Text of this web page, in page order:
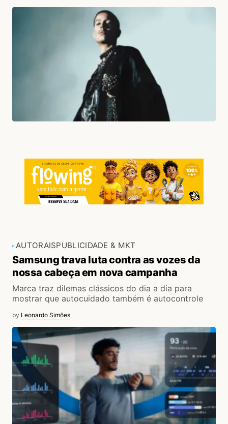
AUTORAISPUBLICIDADE & MKT
Samsung trava luta contra as vozes da
nossa cabeça em nova campanha
Marca traz dilemas clássicos do dia a dia para
mostrar que autocuidado também é autocontrole
by Leonardo Simões